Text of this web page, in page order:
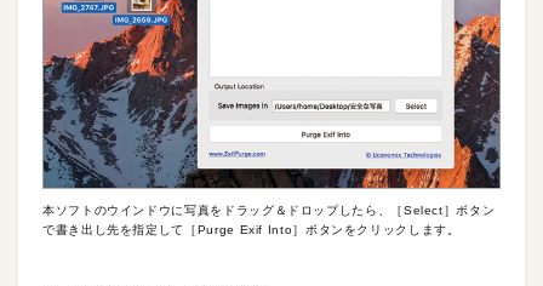
本ソフトのウインドウに写真をドラッグ＆ドロップしたら、［Select］ボタン
で書き出し先を指定して［Purge Exif Into］ボタンをクリックします。